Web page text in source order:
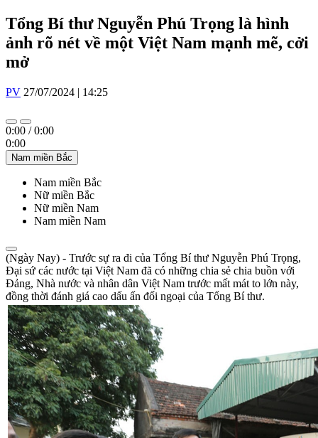
Tổng Bí thư Nguyễn Phú Trọng là hình
ảnh rõ nét về một Việt Nam mạnh mẽ, cởi
mở
PV 27/07/2024 | 14:25
0:00 /0:00
0:00
Nam miền Bắc
Nam miền Bắc
Nữ miền Bắc
Nữ miền Nam
Nam miền Nam
(Ngày Nay) - Trước sự ra đi của Tổng Bí thư Nguyễn Phú Trọng,
Đại sứ các nước tại Việt Nam đã có những chia sẻ chia buồn với
Đảng, Nhà nước và nhân dân Việt Nam trước mất mát to lớn này,
đồng thời đánh giá cao dấu ấn đối ngoại của Tổng Bí thư.